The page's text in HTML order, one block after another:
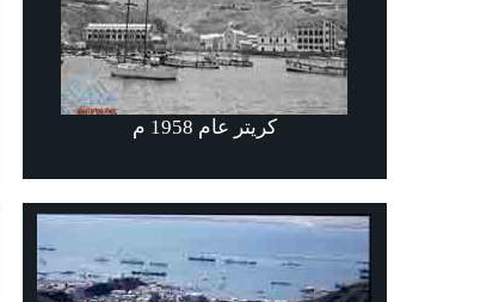
كريتر عام 1958 م